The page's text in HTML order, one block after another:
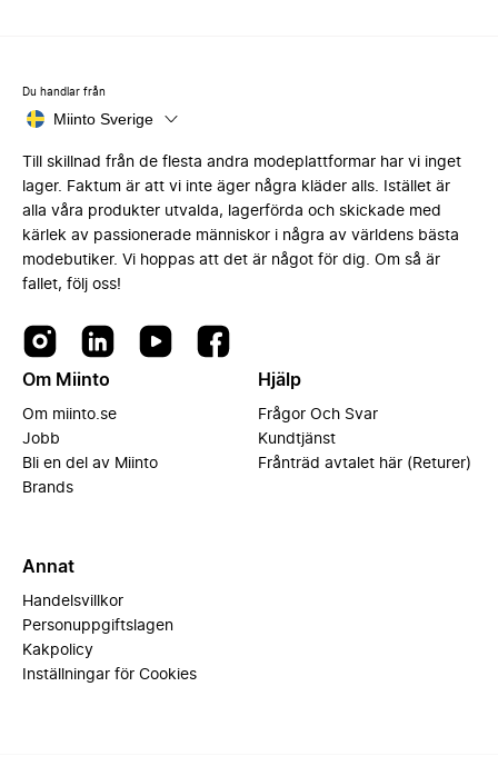
Du handlar från
Miinto Sverige
Till skillnad från de flesta andra modeplattformar har vi inget
lager. Faktum är att vi inte äger några kläder alls. Istället är
alla våra produkter utvalda, lagerförda och skickade med
kärlek av passionerade människor i några av världens bästa
modebutiker. Vi hoppas att det är något för dig. Om så är
fallet, följ oss!
Om Miinto
Om miinto.se
Jobb
Bli en del av Miinto
Brands
Hjälp
Frågor Och Svar
Kundtjänst
Frånträd avtalet här (Returer)
Annat
Handelsvillkor
Personuppgiftslagen
Kakpolicy
Inställningar för Cookies